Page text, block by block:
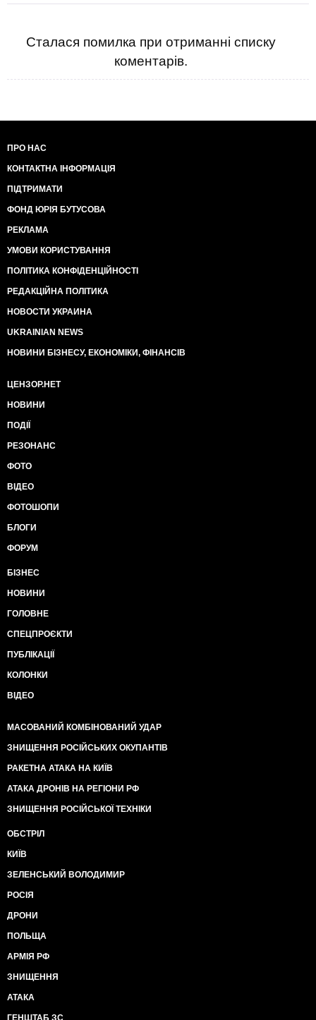
Сталася помилка при отриманні списку
коментарів.
ПРО НАС
КОНТАКТНА ІНФОРМАЦІЯ
ПІДТРИМАТИ
ФОНД ЮРІЯ БУТУСОВА
РЕКЛАМА
УМОВИ КОРИСТУВАННЯ
ПОЛІТИКА КОНФІДЕНЦІЙНОСТІ
РЕДАКЦІЙНА ПОЛІТИКА
НОВОСТИ УКРАИНА
UKRAINIAN NEWS
НОВИНИ БІЗНЕСУ, ЕКОНОМІКИ, ФІНАНСІВ
ЦЕНЗОР.НЕТ
НОВИНИ
ПОДІЇ
РЕЗОНАНС
ФОТО
ВІДЕО
ФОТОШОПИ
БЛОГИ
ФОРУМ
БІЗНЕС
НОВИНИ
ГОЛОВНЕ
СПЕЦПРОЄКТИ
ПУБЛІКАЦІЇ
КОЛОНКИ
ВІДЕО
МАСОВАНИЙ КОМБІНОВАНИЙ УДАР
ЗНИЩЕННЯ РОСІЙСЬКИХ ОКУПАНТІВ
РАКЕТНА АТАКА НА КИЇВ
АТАКА ДРОНІВ НА РЕГІОНИ РФ
ЗНИЩЕННЯ РОСІЙСЬКОЇ ТЕХНІКИ
ОБСТРІЛ
КИЇВ
ЗЕЛЕНСЬКИЙ ВОЛОДИМИР
РОСІЯ
ДРОНИ
ПОЛЬЩА
АРМІЯ РФ
ЗНИЩЕННЯ
АТАКА
ГЕНШТАБ ЗС